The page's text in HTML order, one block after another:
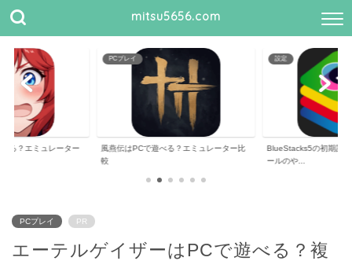
mitsu5656.com
る？エミュレーター
PCプレイ
風燕伝はPCで遊べる？エミュレーター比
較
設定
BlueStacks5の初期設
ールのや...
PCプレイ PR
エーテルゲイザーはPCで遊べる？複